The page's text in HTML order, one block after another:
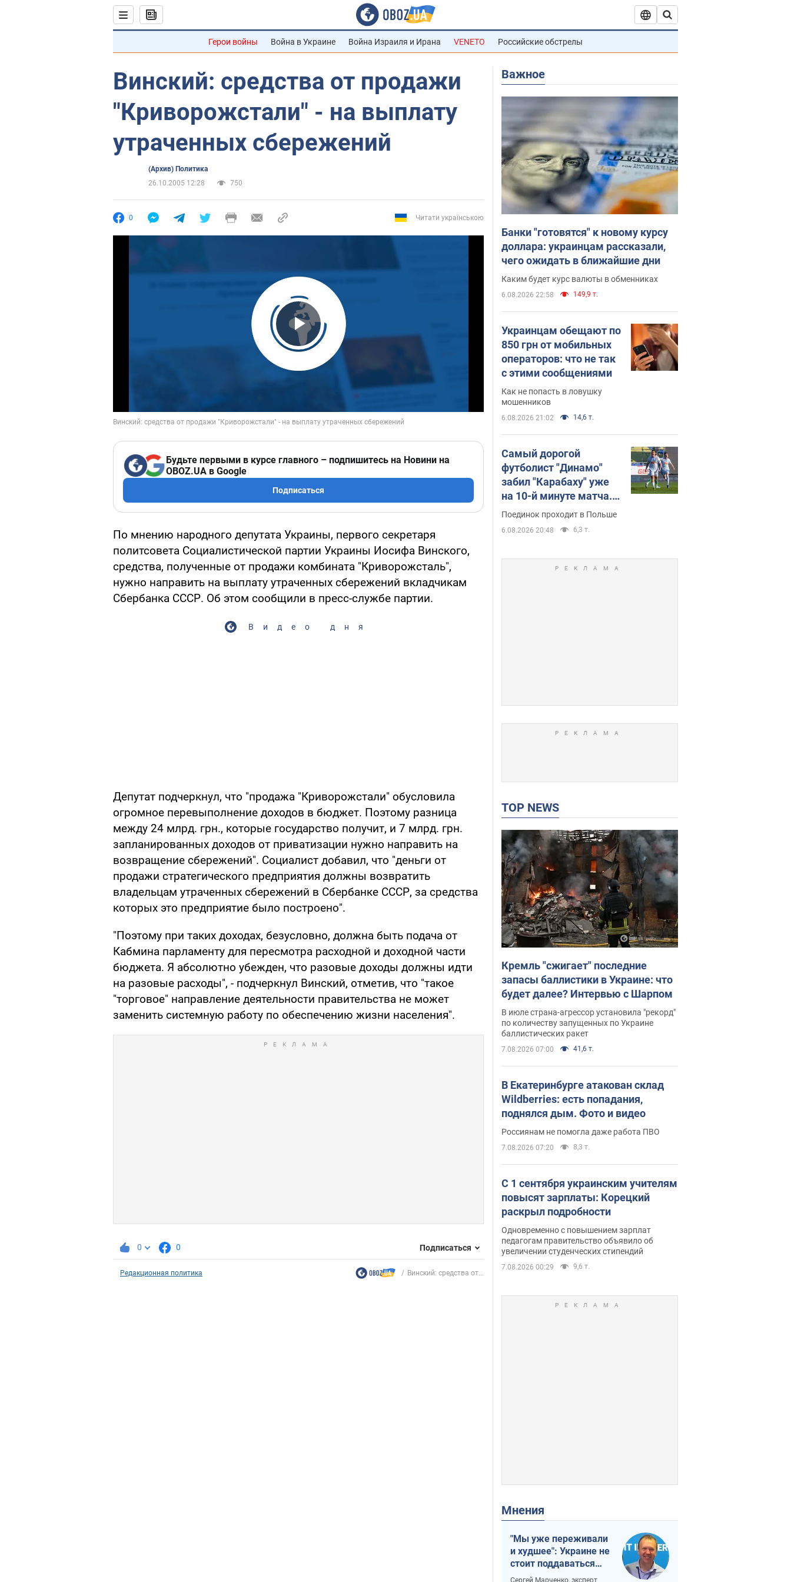
Герои войны Война в Украине Война Израиля и Ирана VENETO Российские обстрелы
Винский: средства от продажи
"Криворожстали" - на выплату
утраченных сбережений
(Архив) Политика
26.10.2005 12:28
750
0 Читати українською
Play Video
Будьте первыми в курсе главного – подпишитесь на Новини на
OBOZ.UA в Google
Подписаться
По мнению народного депутата Украины, первого секретаря
политсовета Социалистической партии Украины Иосифа Винского,
средства, полученные от продажи комбината "Криворожсталь",
нужно направить на выплату утраченных сбережений вкладчикам
Сбербанка СССР. Об этом сообщили в пресс-службе партии.
Видео дня
Депутат подчеркнул, что "продажа "Криворожстали" обусловила
огромное перевыполнение доходов в бюджет. Поэтому разница
между 24 млрд. грн., которые государство получит, и 7 млрд. грн.
запланированных доходов от приватизации нужно направить на
возвращение сбережений". Социалист добавил, что "деньги от
продажи стратегического предприятия должны возвратить
владельцам утраченных сбережений в Сбербанке СССР, за средства
которых это предприятие было построено".
"Поэтому при таких доходах, безусловно, должна быть подача от
Кабмина парламенту для пересмотра расходной и доходной части
бюджета. Я абсолютно убежден, что разовые доходы должны идти
на разовые расходы", - подчеркнул Винский, отметив, что "такое
"торговое" направление деятельности правительства не может
заменить системную работу по обеспечению жизни населения".
0 0 Подписаться
Редакционная политика Винский: средства от...
Важное
Банки "готовятся" к новому курсу
доллара: украинцам рассказали,
чего ожидать в ближайшие дни
Каким будет курс валюты в обменниках
6.08.2026 22:58 149,9 т.
Украинцам обещают по
850 грн от мобильных
операторов: что не так
с этими сообщениями
Как не попасть в ловушку
мошенников
6.08.2026 21:02 14,6 т.
Самый дорогой
футболист "Динамо"
забил "Карабаху" уже
на 10-й минуте матча.
Видео
Поединок проходит в Польше
6.08.2026 20:48 6,3 т.
TOP NEWS
Кремль "сжигает" последние
запасы баллистики в Украине: что
будет далее? Интервью с Шарпом
В июле страна-агрессор установила "рекорд"
по количеству запущенных по Украине
баллистических ракет
7.08.2026 07:00 41,6 т.
В Екатеринбурге атакован склад
Wildberries: есть попадания,
поднялся дым. Фото и видео
Россиянам не помогла даже работа ПВО
7.08.2026 07:20 8,3 т.
С 1 сентября украинским учителям
повысят зарплаты: Корецкий
раскрыл подробности
Одновременно с повышением зарплат
педагогам правительство объявило об
увеличении студенческих стипендий
7.08.2026 00:29 9,6 т.
Мнения
"Мы уже переживали
и худшее": Украине не
стоит поддаваться
отчаянию из-за
Сергей Марченко, эксперт